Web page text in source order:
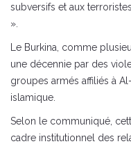
subversifs et aux
».
Le Burkina, comme
une décennie par des
groupes armés affiliés à
islamique.
Selon le communiqué,
cadre institutionnel des